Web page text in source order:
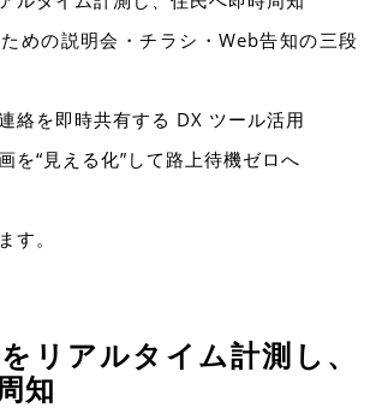
めの説明会・チラシ・Web告知の三段
絡を即時共有する DX ツール活用
を“見える化”して路上待機ゼロへ
す。
リアルタイム計測し、
知